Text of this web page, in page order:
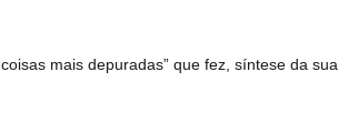
mais depuradas” que fez, síntese da sua